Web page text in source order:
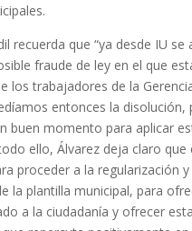
recuerda que “ya desde IU se
fraude de ley en el que
los trabajadores de la
entonces la disolución,
buen momento para aplicar
ello, Álvarez deja claro que
proceder a la regularización y
la plantilla municipal, para
a la ciudadanía y ofrecer